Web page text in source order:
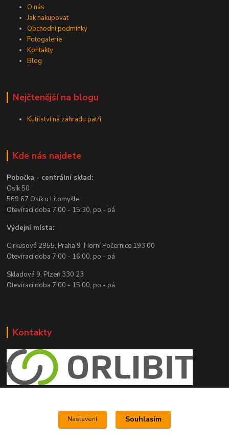
O nás
Jak nakupovat
Obchodní podmínky
Fotogalerie
Kontakty
Blog
Nejčtenější na blogu
Kutilství na zahradu patří
Kde nás najdete
Pobočka - centrální sklad:
Osík 50
569 67 Osík u Litomyšle
Otevírací doba 7:00 - 15:30, po - pá
Výdejní místa:
Cirkusová 2955, Praha 9 Horní Počernice 193 00
Otevírací doba 7:00 - 16:00, po - pá
Skladová 9, Plzeň 330 23
Otevírací doba 7:00 - 15:00, po - pá
Kontakty
www.orlibit.cz
+420 776 787 181
Nastavení Souhlasím